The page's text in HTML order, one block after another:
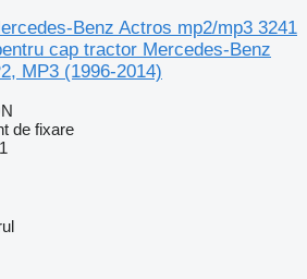
Benz Actros mp2/mp3 3241
cap tractor Mercedes-Benz
MP3 (1996-2014)
de fixare